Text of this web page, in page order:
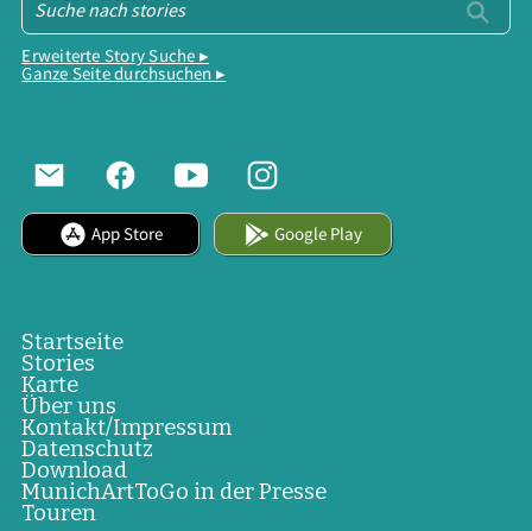
Erweiterte Story Suche ▸
Ganze Seite durchsuchen ▸
App Store Google Play
Startseite
Stories
Karte
Über uns
Kontakt/Impressum
Datenschutz
Download
MunichArtToGo in der Presse
Touren